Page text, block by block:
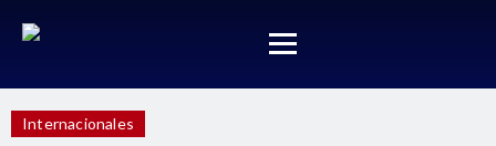
Internacionales